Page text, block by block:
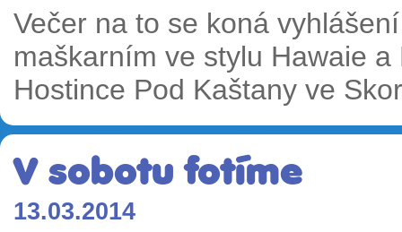
Večer na to se koná
maškarním ve stylu Hawaie
Hostince Pod Kaštany ve
V sobotu fotíme
13.03.2014